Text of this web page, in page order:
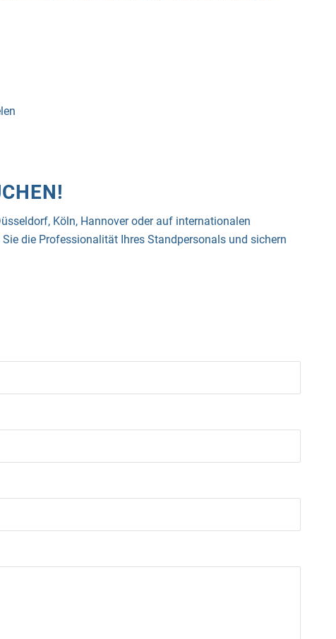
Köln, Hannover oder auf internationalen
die Professionalität Ihres Standpersonals und sichern